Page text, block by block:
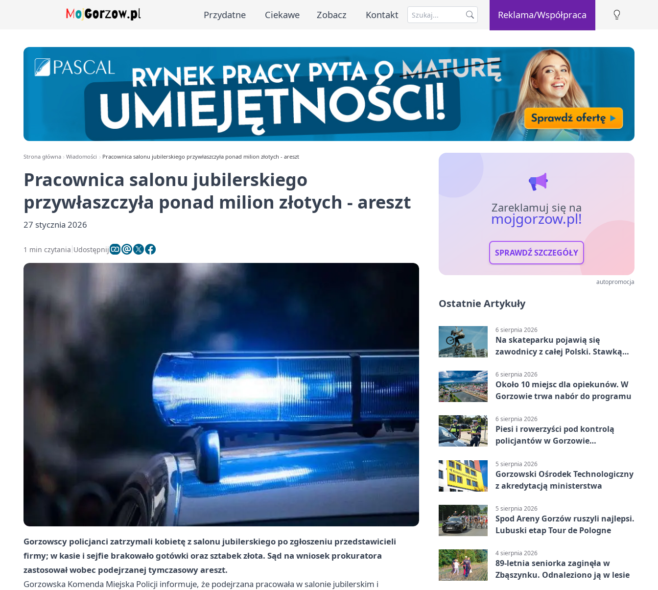
Przydatne Ciekawe Zobacz Kontakt Reklama/Współpraca
Strona główna Wiadomości Pracownica salonu jubilerskiego przywłaszczyła ponad milion złotych - areszt
Pracownica salonu jubilerskiego
przywłaszczyła ponad milion złotych - areszt
27 stycznia 2026
1 min czytania Udostępnij
Gorzowscy policjanci zatrzymali kobietę z salonu jubilerskiego po zgłoszeniu przedstawicieli
firmy; w kasie i sejfie brakowało gotówki oraz sztabek złota. Sąd na wniosek prokuratora
zastosował wobec podejrzanej tymczasowy areszt.
Gorzowska Komenda Miejska Policji informuje, że podejrzana pracowała w salonie jubilerskim i
Zareklamuj się na
mojgorzow.pl!
SPRAWDŹ SZCZEGÓŁY
autopromocja
Ostatnie Artykuły
6 sierpnia 2026
Na skateparku pojawią się
zawodnicy z całej Polski. Stawką
6 sierpnia 2026
Około 10 miejsc dla opiekunów. W
Gorzowie trwa nabór do programu
6 sierpnia 2026
Piesi i rowerzyści pod kontrolą
policjantów w Gorzowie
5 sierpnia 2026
Gorzowski Ośrodek Technologiczny
z akredytacją ministerstwa
5 sierpnia 2026
Spod Areny Gorzów ruszyli najlepsi.
Lubuski etap Tour de Pologne
4 sierpnia 2026
89-letnia seniorka zaginęła w
Zbąszynku. Odnaleziono ją w lesie